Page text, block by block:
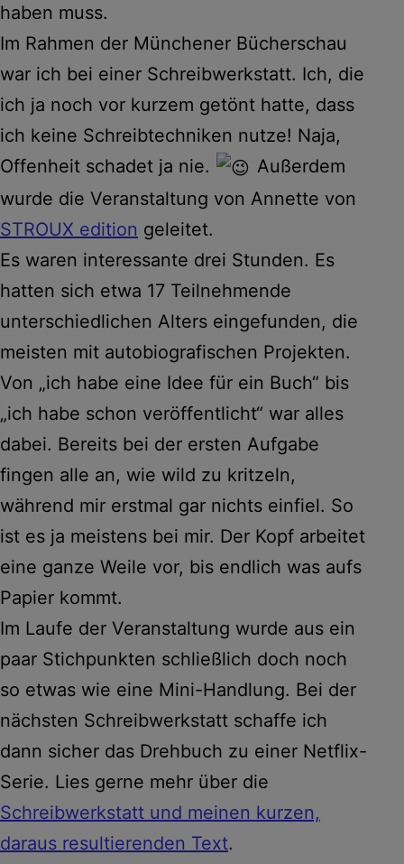
haben muss.
Im Rahmen der Münchener Bücherschau
war ich bei einer Schreibwerkstatt. Ich, die
ich ja noch vor kurzem getönt hatte, dass
ich keine Schreibtechniken nutze! Naja,
Offenheit schadet ja nie.
Außerdem
wurde die Veranstaltung von Annette von
STROUX edition geleitet.
Es waren interessante drei Stunden. Es
hatten sich etwa 17 Teilnehmende
unterschiedlichen Alters eingefunden, die
meisten mit autobiografischen Projekten.
Von „ich habe eine Idee für ein Buch“ bis
„ich habe schon veröffentlicht“ war alles
dabei. Bereits bei der ersten Aufgabe
fingen alle an, wie wild zu kritzeln,
während mir erstmal gar nichts einfiel. So
ist es ja meistens bei mir. Der Kopf arbeitet
eine ganze Weile vor, bis endlich was aufs
Papier kommt.
Im Laufe der Veranstaltung wurde aus ein
paar Stichpunkten schließlich doch noch
so etwas wie eine Mini-Handlung. Bei der
nächsten Schreibwerkstatt schaffe ich
dann sicher das Drehbuch zu einer Netflix-
Serie. Lies gerne mehr über die
Schreibwerkstatt und meinen kurzen,
daraus resultierenden Text.